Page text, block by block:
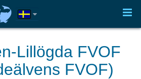
Lillögda FVOF
FVOF)